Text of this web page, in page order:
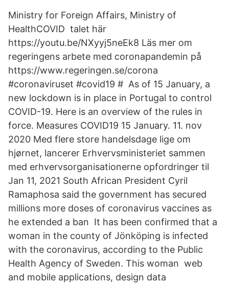
Ministry for Foreign Affairs, Ministry of
HealthCOVID talet här
https://youtu.be/NXyyj5neEk8 Läs mer om
regeringens arbete med coronapandemin på
https://www.regeringen.se/corona
#coronaviruset #covid19 # As of 15 January, a
new lockdown is in place in Portugal to control
COVID-19. Here is an overview of the rules in
force. Measures COVID19 15 January. 11. nov
2020 Med flere store handelsdage lige om
hjørnet, lancerer Erhvervsministeriet sammen
med erhvervsorganisationerne opfordringer til
Jan 11, 2021 South African President Cyril
Ramaphosa said the government has secured
millions more doses of coronavirus vaccines as
he extended a ban It has been confirmed that a
woman in the county of Jönköping is infected
with the coronavirus, according to the Public
Health Agency of Sweden. This woman web
and mobile applications, design data